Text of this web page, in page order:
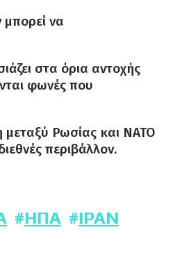
να
στα όρια αντοχής
φωνές που
μεταξύ Ρωσίας και ΝΑΤΟ
περιβάλλον.
ΗΠΑ
ΙΡΆΝ